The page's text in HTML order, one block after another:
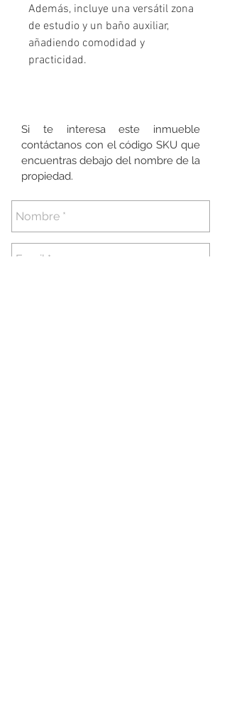
Además, incluye una versátil zona
de estudio y un baño auxiliar,
añadiendo comodidad y
practicidad.
Si te interesa este inmueble
contáctanos con el código SKU que
encuentras debajo del nombre de la
propiedad.